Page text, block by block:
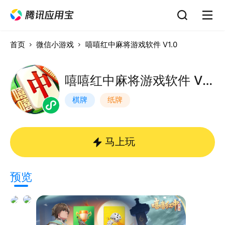
首页 微信小游戏 嘻嘻红中麻将游戏软件 V1.0
嘻嘻红中麻将游戏软件 V1.0
棋牌 纸牌
马上玩
预览